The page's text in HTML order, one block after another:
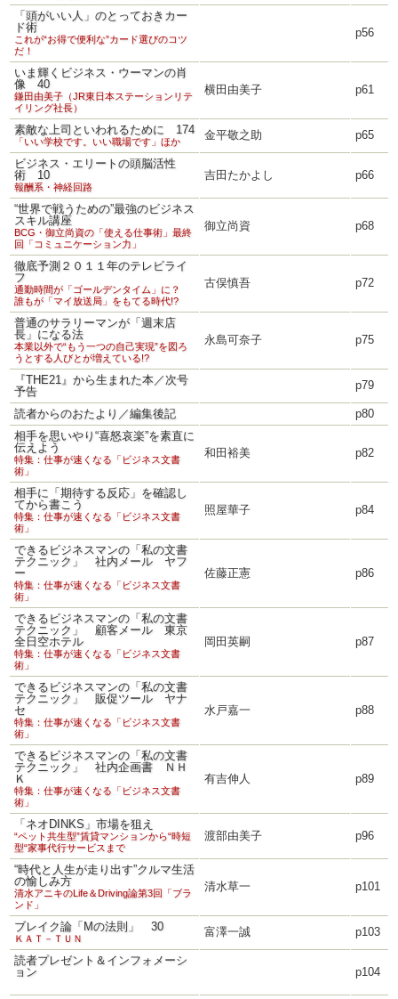
「頭がいい人」のとっておきカー
ド術
これが“お得で便利な”カード選びのコツ
だ！
p56
いま輝くビジネス・ウーマンの肖
像 40
鎌田由美子（JR東日本ステーションリテ
イリング社長）
横田由美子 p61
素敵な上司といわれるために 174
「いい学校です。いい職場です」ほか 金平敬之助 p65
ビジネス・エリートの頭脳活性
術 10
報酬系・神経回路
吉田たかよし p66
“世界で戦うための”最強のビジネス
スキル講座
BCG・御立尚資の「使える仕事術」最終
回「コミュニケーション力」
御立尚資 p68
徹底予測２０１１年のテレビライ
フ
通勤時間が「ゴールデンタイム」に？
誰もが「マイ放送局」をもてる時代!?
古俣慎吾 p72
普通のサラリーマンが「週末店
長」になる法
本業以外で“もう一つの自己実現”を図ろ
うとする人びとが増えている!?
永島可奈子 p75
『THE21』から生まれた本／次号
予告
p79
読者からのおたより／編集後記
p80
相手を思いやり“喜怒哀楽”を素直に
伝えよう
特集：仕事が速くなる「ビジネス文書
術」
和田裕美 p82
相手に「期待する反応」を確認し
てから書こう
特集：仕事が速くなる「ビジネス文書
術」
照屋華子 p84
できるビジネスマンの「私の文書
テクニック」 社内メール ヤフ
ー
特集：仕事が速くなる「ビジネス文書
術」
佐藤正憲 p86
できるビジネスマンの「私の文書
テクニック」 顧客メール 東京
全日空ホテル
特集：仕事が速くなる「ビジネス文書
術」
岡田英嗣 p87
できるビジネスマンの「私の文書
テクニック」 販促ツール ヤナ
セ
特集：仕事が速くなる「ビジネス文書
術」
水戸嘉一 p88
できるビジネスマンの「私の文書
テクニック」 社内企画書 ＮＨ
Ｋ
特集：仕事が速くなる「ビジネス文書
術」
有吉伸人 p89
「ネオDINKS」市場を狙え
“ペット共生型”賃貸マンションから“時短
型“家事代行サービスまで
渡部由美子 p96
“時代と人生が走り出す”クルマ生活
の愉しみ方
清水アニキのLife＆Driving論第3回「ブラ
ンド」
清水草一 p101
ブレイク論「Mの法則」 30
ＫＡＴ－ＴＵＮ 富澤一誠 p103
読者プレゼント＆インフォメーシ
ョン
p104